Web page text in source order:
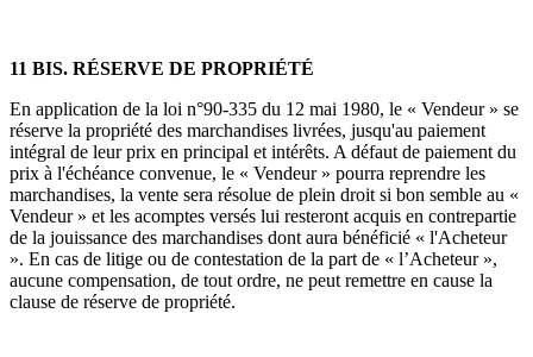
11 BIS. RÉSERVE DE PROPRIÉTÉ
En application de la loi n°90-335 du 12 mai 1980, le « Vendeur » se
réserve la propriété des marchandises livrées, jusqu'au paiement
intégral de leur prix en principal et intérêts. A défaut de paiement du
prix à l'échéance convenue, le « Vendeur » pourra reprendre les
marchandises, la vente sera résolue de plein droit si bon semble au «
Vendeur » et les acomptes versés lui resteront acquis en contrepartie
de la jouissance des marchandises dont aura bénéficié « l'Acheteur
». En cas de litige ou de contestation de la part de « l’Acheteur »,
aucune compensation, de tout ordre, ne peut remettre en cause la
clause de réserve de propriété.